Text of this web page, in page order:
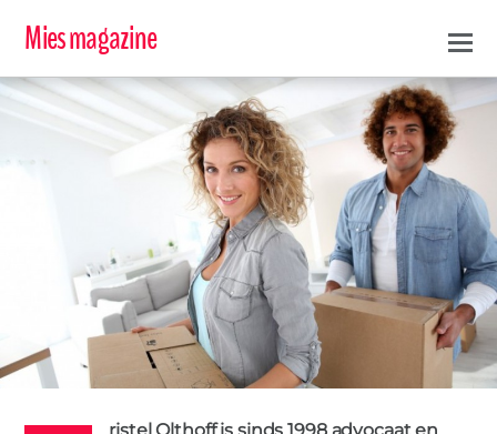
Mies magazine
MIES 23 JANUARI 2016